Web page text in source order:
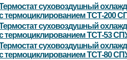
суховоздушный
термоциклированием ТСТ-200
суховоздушный
термоциклированием ТСТ-53
суховоздушный
термоциклированием ТСТ-80